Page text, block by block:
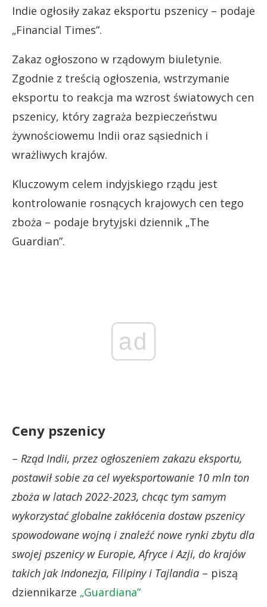
Indie ogłosiły zakaz eksportu pszenicy – podaje
„Financial Times”.
Zakaz ogłoszono w rządowym biuletynie.
Zgodnie z treścią ogłoszenia, wstrzymanie
eksportu to reakcja ma wzrost światowych cen
pszenicy, który zagraża bezpieczeństwu
żywnościowemu Indii oraz sąsiednich i
wrażliwych krajów.
Kluczowym celem indyjskiego rządu jest
kontrolowanie rosnących krajowych cen tego
zboża – podaje brytyjski dziennik „The
Guardian”.
ad
Ceny pszenicy
– Rząd Indii, przez ogłoszeniem zakazu eksportu,
postawił sobie za cel wyeksportowanie 10 mln ton
zboża w latach 2022-2023, chcąc tym samym
wykorzystać globalne zakłócenia dostaw pszenicy
spowodowane wojną i znaleźć nowe rynki zbytu dla
swojej pszenicy w Europie, Afryce i Azji, do krajów
takich jak Indonezja, Filipiny i Tajlandia – piszą
dziennikarze „Guardiana”